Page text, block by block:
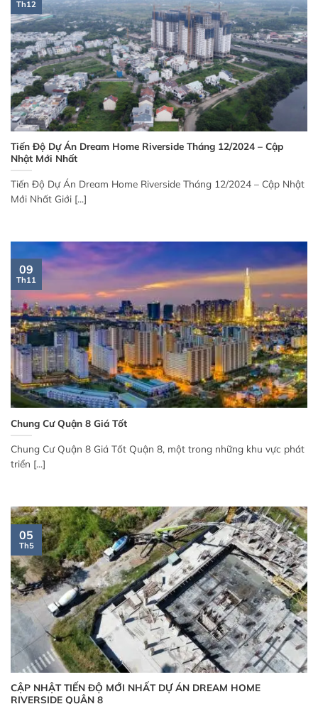
Tiến Độ Dự Án Dream Home Riverside Tháng 12/2024 – Cập
Nhật Mới Nhất
Tiến Độ Dự Án Dream Home Riverside Tháng 12/2024 – Cập Nhật
Mới Nhất Giới [...]
Th12
Chung Cư Quận 8 Giá Tốt
Chung Cư Quận 8 Giá Tốt Quận 8, một trong những khu vực phát
triển [...]
09
Th11
CẬP NHẬT TIẾN ĐỘ MỚI NHẤT DỰ ÁN DREAM HOME
RIVERSIDE QUẬN 8
05
Th5